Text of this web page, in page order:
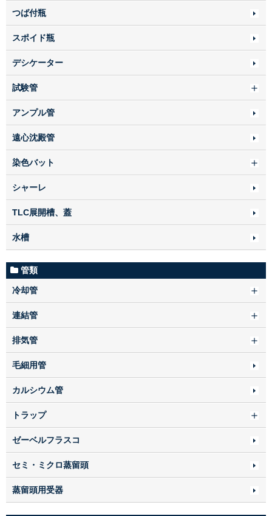
つば付瓶
スポイド瓶
デシケーター
試験管
アンプル管
遠心沈殿管
染色バット
シャーレ
TLC展開槽、蓋
水槽
管類
冷却管
連結管
排気管
毛細用管
カルシウム管
トラップ
ゼーベルフラスコ
セミ・ミクロ蒸留頭
蒸留頭用受器